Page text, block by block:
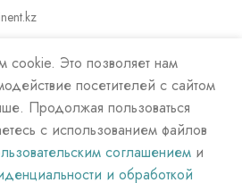
ПОИСК
cookie. Это позволяет нам
посетителей с сайтом
Продолжая пользоваться
с использованием файлов
соглашением и
и обработкой